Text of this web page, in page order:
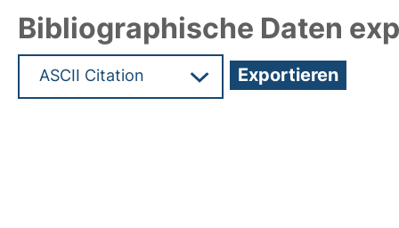
Bibliographische Daten